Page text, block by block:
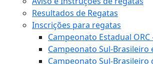
Resultados de Regatas
Inscrições para regatas
Campeonato Estadual ORC
Campeonato Sul-Brasileiro
Campeonato Sul-Brasileiro